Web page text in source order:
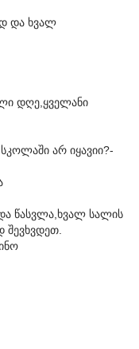
და ხვალ
დღე,ყველანი
არ იყავიი?-
წასვლა,ხვალ სალის